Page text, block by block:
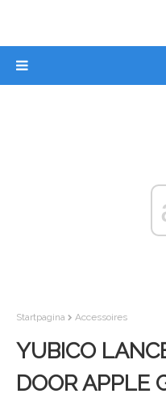
Startpagina Accessoires
YUBICO
DOOR APPLE